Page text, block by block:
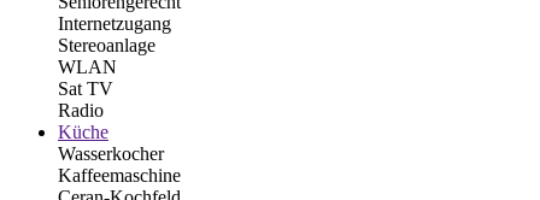
Internetzugang
Stereoanlage
WLAN
Sat TV
Radio
Küche
Wasserkocher
Kaffeemaschine